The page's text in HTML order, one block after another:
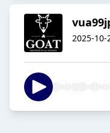
2025-10-